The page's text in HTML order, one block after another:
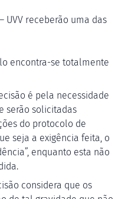
UVV receberão uma das
encontra-se totalmente
é pela necessidade
serão solicitadas
do protocolo de
seja a exigência feita, o
enquanto esta não
considera que os